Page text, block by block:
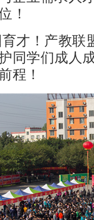
！
才！产教联
同学们成人
程！